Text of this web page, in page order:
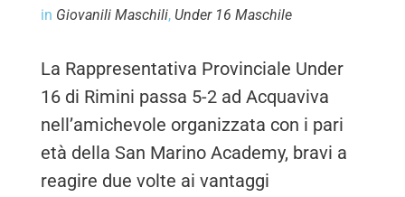
in Giovanili Maschili, Under 16 Maschile
La Rappresentativa Provinciale Under
16 di Rimini passa 5-2 ad Acquaviva
nell’amichevole organizzata con i pari
età della San Marino Academy, bravi a
reagire due volte ai vantaggi